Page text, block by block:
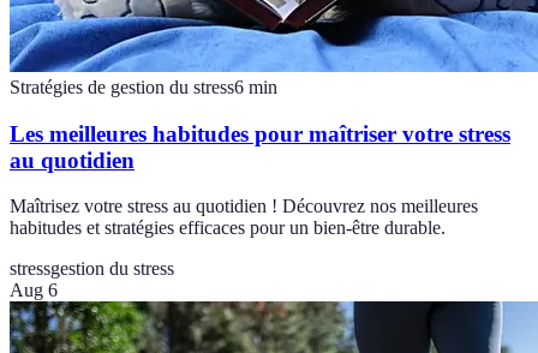
Stratégies de gestion du stress6 min
Les meilleures habitudes pour maîtriser votre stress
au quotidien
Maîtrisez votre stress au quotidien ! Découvrez nos meilleures
habitudes et stratégies efficaces pour un bien-être durable.
stressgestion du stress
Aug 6